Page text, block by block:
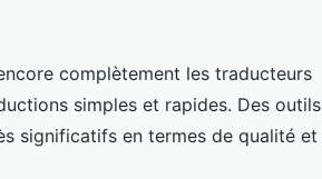
complètement les traducteurs
simples et rapides. Des outils
significatifs en termes de qualité et